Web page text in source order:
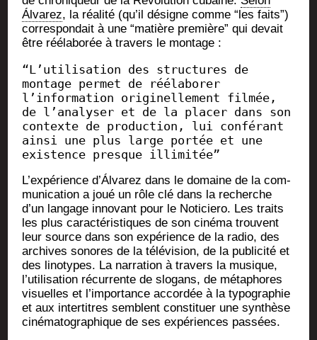
Álva­rez, la réa­li­té (qu’il désigne comme “les faits”)
cor­res­pon­dait à une “matière pre­mière” qui devait
être rééla­bo­rée à tra­vers le montage :
“L’utilisation des structures de
montage permet de réélaborer
l’information originellement filmée,
de l’analyser et de la placer dans son
contexte de production, lui conférant
ainsi une plus large portée et une
existence presque illimitée”
L’expérience d’Álvarez dans le domaine de la com­
mu­ni­ca­tion a joué un rôle clé dans la recherche
d’un lan­gage inno­vant pour le Noti­cie­ro. Les traits
les plus carac­té­ris­tiques de son ciné­ma trouvent
leur source dans son expé­rience de la radio, des
archives sonores de la télé­vi­sion, de la publi­ci­té et
des lino­types. La nar­ra­tion à tra­vers la musique,
l’utilisation récur­rente de slo­gans, de méta­phores
visuelles et l’importance accor­dée à la typo­gra­phie
et aux inter­titres semblent consti­tuer une syn­thèse
ciné­ma­to­gra­phique de ses expé­riences passées.